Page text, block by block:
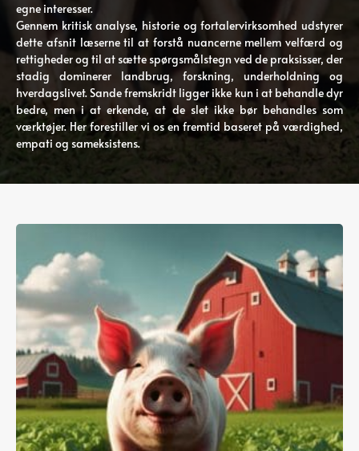
egne interesser.
Gennem kritisk analyse, historie og fortalervirksomhed udstyrer
dette afsnit læserne til at forstå nuancerne mellem velfærd og
rettigheder og til at sætte spørgsmålstegn ved de praksisser, der
stadig dominerer landbrug, forskning, underholdning og
hverdagslivet. Sande fremskridt ligger ikke kun i at behandle dyr
bedre, men i at erkende, at de slet ikke bør behandles som
værktøjer. Her forestiller vi os en fremtid baseret på værdighed,
empati og sameksistens.